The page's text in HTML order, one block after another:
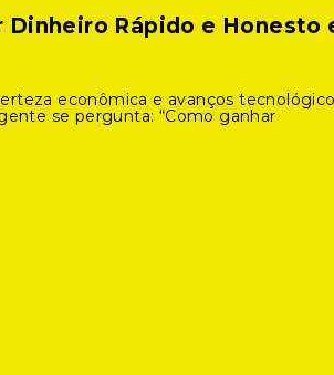
Dinheiro Rápido e Honesto
econômica e avanços
se pergunta: “Como ganhar